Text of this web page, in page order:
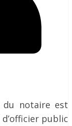
du notaire est
public